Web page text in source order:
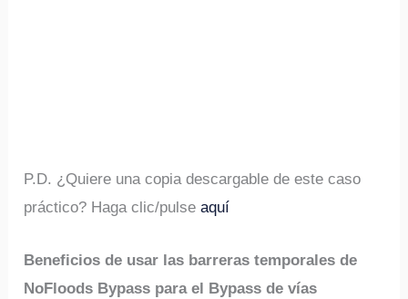
P.D. ¿Quiere una copia descargable de este caso
práctico? Haga clic/pulseaquí
Beneficios de usar las barreras temporales de
NoFloods Bypass para el Bypass de vías